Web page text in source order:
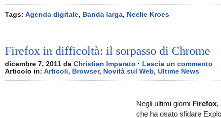
Tags: Agenda digitale, Banda larga, Neelie Kroes
Firefox in difficoltà: il sorpasso di Chrome
dicembre 7, 2011 da Christian Imparato · Lascia un commento
Articolo in: Articoli, Browser, Novità sul Web, Ultime News
Negli ultimi giorni Firefox,
che ha osato sfidare